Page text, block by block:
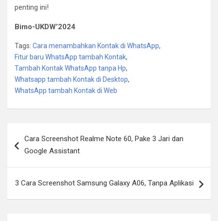
penting ini!
Bimo-UKDW’2024
Tags: Cara menambahkan Kontak di WhatsApp,
Fitur baru WhatsApp tambah Kontak,
Tambah Kontak WhatsApp tanpa Hp,
Whatsapp tambah Kontak di Desktop,
WhatsApp tambah Kontak di Web
navigation
Cara Screenshot Realme Note 60, Pake 3 Jari dan
Google Assistant
3 Cara Screenshot Samsung Galaxy A06, Tanpa Aplikasi